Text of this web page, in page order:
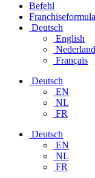
Befehl
Deutsch
English
Français
Deutsch
EN
NL
FR
Deutsch
EN
NL
FR